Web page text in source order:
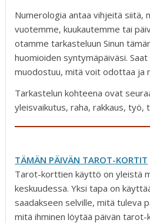
Numerologia antaa vihjeitä siitä,
vuotemme, kuukautemme tai
otamme tarkasteluun Sinun
huomioiden syntymäpäiväsi.
muodostuu, mitä voit odottaa ja
Tarkastelun kohteena ovat
yleisvaikutus, raha, rakkaus, työ,
TÄMÄN PÄIVÄN TAROT-KORTIT
Tarot-korttien käyttö on yleistä
keskuudessa. Yksi tapa on
saadakseen selville, mitä tuleva
mitä ihminen löytää päivän